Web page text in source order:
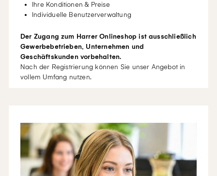
Ihre Konditionen & Preise
Individuelle Benutzerverwaltung
Der Zugang zum Harrer Onlineshop ist ausschließlich
Gewerbebetrieben, Unternehmen und
Geschäftskunden vorbehalten.
Nach der Registrierung können Sie unser Angebot in
vollem Umfang nutzen.